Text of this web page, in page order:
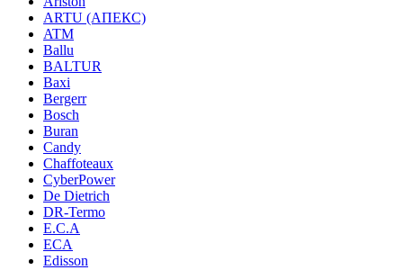
ARTU (АПЕКС)
ATM
Ballu
BALTUR
Baxi
Bergerr
Bosch
Buran
Candy
Chaffoteaux
CyberPower
De Dietrich
DR-Termo
E.C.A
ECA
Edisson